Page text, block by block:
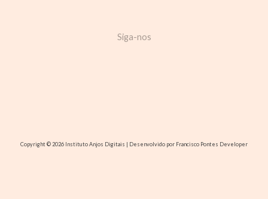
Siga-nos
Copyright © 2026 Instituto Anjos Digitais | Desenvolvido por Francisco Pontes Developer